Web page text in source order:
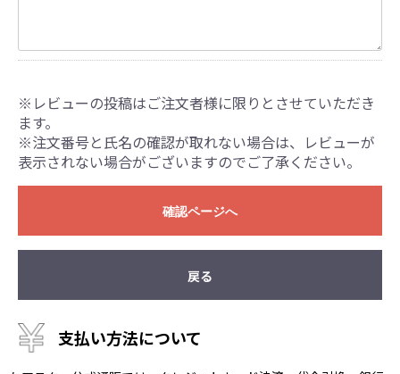
※レビューの投稿はご注文者様に限りとさせていただき
ます。
※注文番号と氏名の確認が取れない場合は、レビューが
表示されない場合がございますのでご了承ください。
確認ページへ
戻る
支払い方法について